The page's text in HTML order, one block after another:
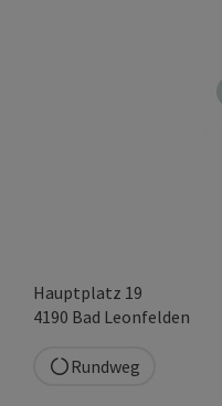
Hauptplatz 19
4190 Bad Leonfelden
Rundweg